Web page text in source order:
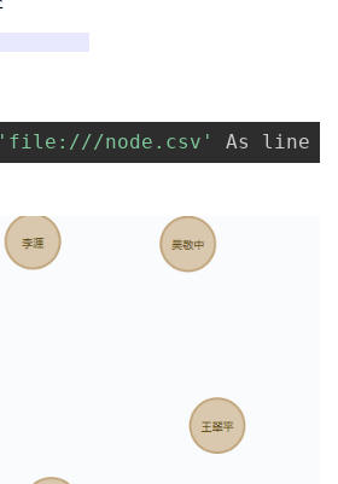
'file:///node.csv' As line